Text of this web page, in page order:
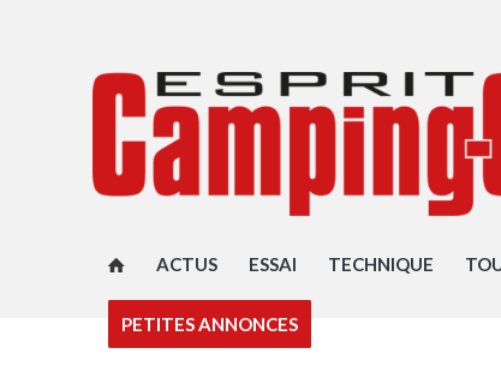
ACTUS ESSAI TECHNIQUE
PETITES ANNONCES